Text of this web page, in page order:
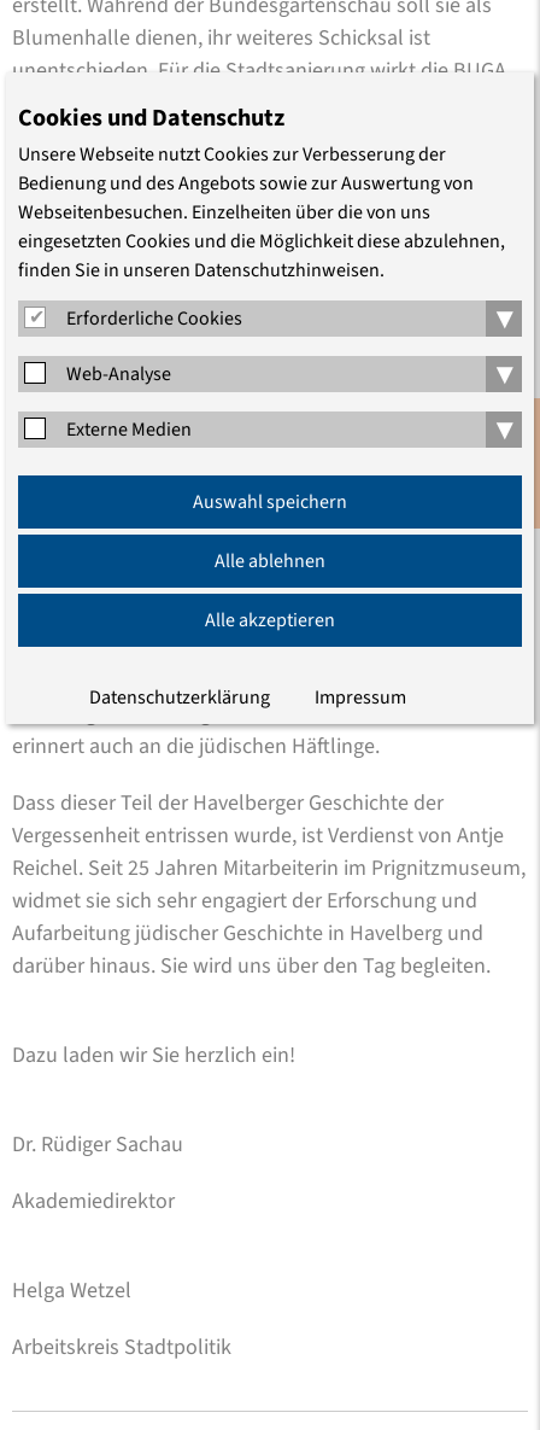
Blumenhalle dienen, ihr weiteres Schicksal ist
unentschieden. Für die Stadtsanierung wirkt die BUGA
als eine Art Beschleuniger. Vor allem die Grünflächen im
Dombereich und an den Hängen zur Stadt werden
saniert und neu gestaltet.
Dass Havelberg auch eine reichhaltige jüdische
lassen sich bis in das 14. Jh. zurückverfolgen. Juden
waren zeitweise geduldet und mit Schutzbriefen
versehen, immer diskriminiert und eingeschränkt, oft
von Beschuldigungen, Pogromen und Vertreibung
betroffen, bis zur völligen Vernichtung in der NS-Zeit.
Seitdem hat Havelberg keine jüdischen Mitbürger, wohl
aber Zeugnisse ihrer Geschichte. Das Prignitzmuseum
widmet ihnen einen Teil seiner Ausstellung. Wir werden
das ehemalige Synagogenhaus aufsuchen, dazu einen
jüdischen Friedhof und das ehemalige
Umschulungslager für Jugendliche vor der Ausreise
nach Palästina – Hachschara. Ein Gedenkstein im
ehemaligen Außenlager Glöwen des KZ Sachsenhausen
erinnert auch an die jüdischen Häftlinge.
Dass dieser Teil der Havelberger Geschichte der
Vergessenheit entrissen wurde, ist Verdienst von Antje
Reichel. Seit 25 Jahren Mitarbeiterin im Prignitzmuseum,
widmet sie sich sehr engagiert der Erforschung und
Aufarbeitung jüdischer Geschichte in Havelberg und
darüber hinaus. Sie wird uns über den Tag begleiten.
Dazu laden wir Sie herzlich ein!
Dr. Rüdiger Sachau
Akademiedirektor
Helga Wetzel
Arbeitskreis Stadtpolitik
Anmeldung
Cookies und Datenschutz
Unsere Webseite nutzt Cookies zur Verbesserung der
Bedienung und des Angebots sowie zur Auswertung von
Webseitenbesuchen. Einzelheiten über die von uns
eingesetzten Cookies und die Möglichkeit diese abzulehnen,
finden Sie in unseren Datenschutzhinweisen.
Erforderliche Cookies
▾
Web-Analyse ▾
Externe Medien ▾
Auswahl speichern
Alle ablehnen
Alle akzeptieren
Datenschutzerklärung Impressum